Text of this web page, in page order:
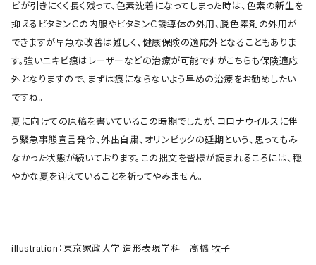
ビが引きにくく長く残って、色素沈着になってしまった時は、色素の新生を
抑えるビタミンＣの内服やビタミンＣ誘導体の外用、脱色素剤の外用が
できますが早急な改善は難しく、健康保険の適応外となることもありま
す。強いニキビ痕はレーザーなどの治療が可能ですがこちらも保険適応
外となりますので、まずは痕にならないよう早めの治療をお勧めしたい
ですね。
夏に向けての原稿を書いているこの時期でしたが、コロナウイルスに伴
う緊急事態宣言発令、外出自粛、オリンピックの延期という、思ってもみ
なかった状態が続いております。この拙文を皆様が読まれるころには、穏
やかな夏を迎えていることを祈ってやみません。
illustration：東京家政大学 造形表現学科 高橋 牧子